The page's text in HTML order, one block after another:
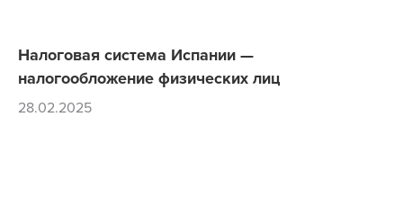
Налоговая система Испании —
налогообложение физических лиц
28.02.2025